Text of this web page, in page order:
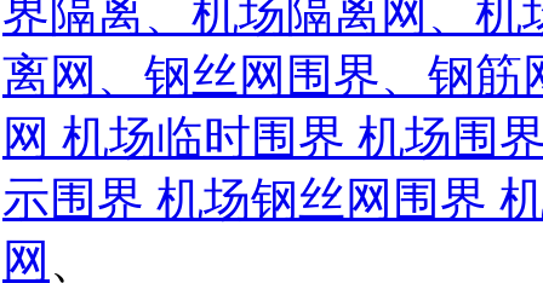
界隔离、机场隔离网、
离网、钢丝网围界、钢
网 机场临时围界 机场围
示围界 机场钢丝网围界
网 、